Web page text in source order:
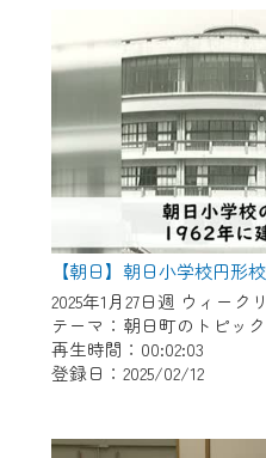
【朝日】朝日小学校円形
2025年1月27日週 ウィー
テーマ：朝日町のトピッ
再生時間：00:02:03
登録日：2025/02/12